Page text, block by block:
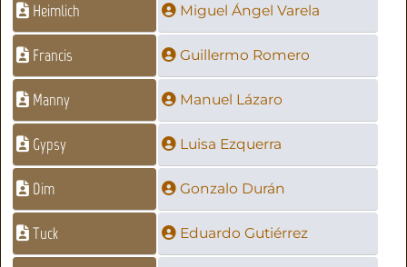
Heimlich Miguel Ángel Varela
Francis Guillermo Romero
Manny Manuel Lázaro
Gypsy Luisa Ezquerra
Dim Gonzalo Durán
Tuck Eduardo Gutiérrez